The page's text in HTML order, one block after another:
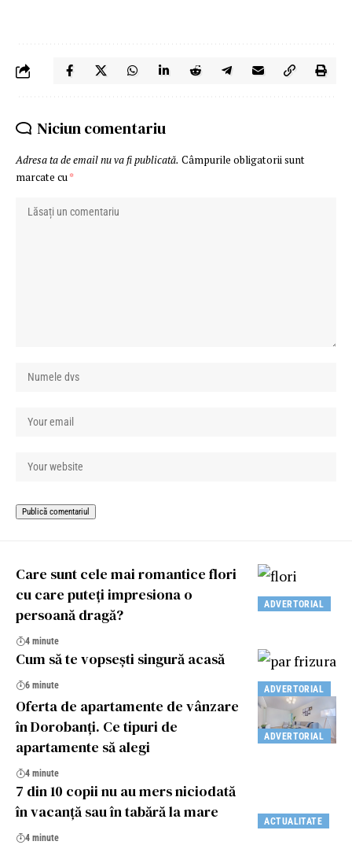
Niciun comentariu
Adresa ta de email nu va fi publicată. Câmpurile obligatorii sunt
marcate cu*
ADVERTORIAL
Care sunt cele mai romantice flori
cu care puteți impresiona o
persoană dragă?
4 minute
ADVERTORIAL
Cum să te vopsești singură acasă
6 minute
ADVERTORIAL
Oferta de apartamente de vânzare
în Dorobanți. Ce tipuri de
apartamente să alegi
4 minute
ACTUALITATE
7 din 10 copii nu au mers niciodată
în vacanţă sau în tabără la mare
4 minute